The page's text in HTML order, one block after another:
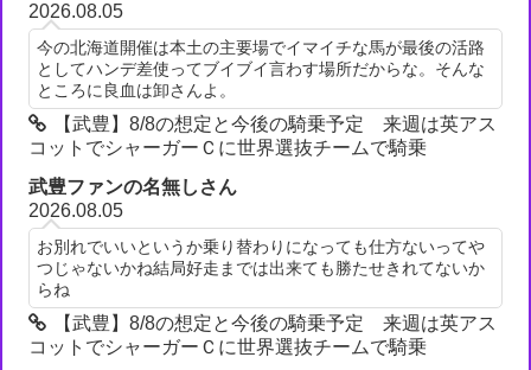
2026.08.05
今の北海道開催は本土の主要場でイマイチな馬が最後の活路
としてハンデ差使ってブイブイ言わす場所だからな。そんな
ところに良血は卸さんよ。
【武豊】8/8の想定と今後の騎乗予定 来週は英アス
コットでシャーガーＣに世界選抜チームで騎乗
武豊ファンの名無しさん
2026.08.05
お別れでいいというか乗り替わりになっても仕方ないってや
つじゃないかね結局好走までは出来ても勝たせきれてないか
らね
【武豊】8/8の想定と今後の騎乗予定 来週は英アス
コットでシャーガーＣに世界選抜チームで騎乗